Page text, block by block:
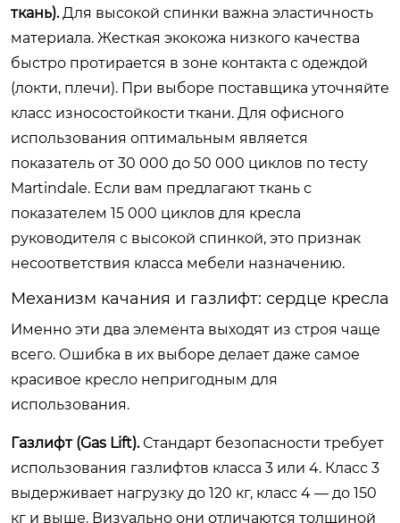
ткань).Для высокой спинки важна эластичность
материала. Жесткая экокожа низкого качества
быстро протирается в зоне контакта с одеждой
(локти, плечи). При выборе поставщика уточняйте
класс износостойкости ткани. Для офисного
использования оптимальным является
показатель от 30 000 до 50 000 циклов по тесту
Martindale. Если вам предлагают ткань с
показателем 15 000 циклов для кресла
руководителя с высокой спинкой, это признак
несоответствия класса мебели назначению.
Механизм качания и газлифт: сердце кресла
Именно эти два элемента выходят из строя чаще
всего. Ошибка в их выборе делает даже самое
красивое кресло непригодным для
использования.
Газлифт (Gas Lift).Стандарт безопасности требует
использования газлифтов класса 3 или 4. Класс 3
выдерживает нагрузку до 120 кг, класс 4 — до 150
кг и выше. Визуально они отличаются толщиной